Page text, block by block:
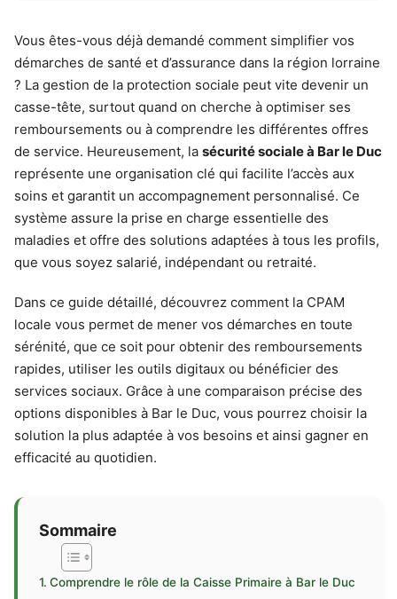
Vous êtes-vous déjà demandé comment simplifier vos
démarches de santé et d’assurance dans la région lorraine
? La gestion de la protection sociale peut vite devenir un
casse-tête, surtout quand on cherche à optimiser ses
remboursements ou à comprendre les différentes offres
de service. Heureusement, la sécurité sociale à Bar le Duc
représente une organisation clé qui facilite l’accès aux
soins et garantit un accompagnement personnalisé. Ce
système assure la prise en charge essentielle des
maladies et offre des solutions adaptées à tous les profils,
que vous soyez salarié, indépendant ou retraité.
Dans ce guide détaillé, découvrez comment la CPAM
locale vous permet de mener vos démarches en toute
sérénité, que ce soit pour obtenir des remboursements
rapides, utiliser les outils digitaux ou bénéficier des
services sociaux. Grâce à une comparaison précise des
options disponibles à Bar le Duc, vous pourrez choisir la
solution la plus adaptée à vos besoins et ainsi gagner en
efficacité au quotidien.
Sommaire
Comprendre le rôle de la Caisse Primaire à Bar le Duc